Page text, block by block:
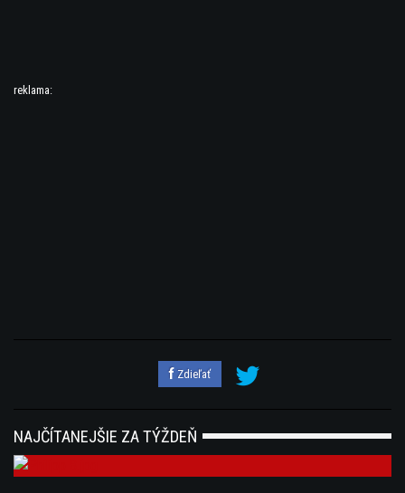
reklama:
Zdieľať
NAJČÍTANEJŠIE ZA TÝŽDEŇ